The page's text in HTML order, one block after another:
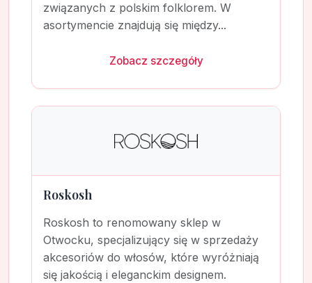
związanych z polskim folklorem. W
asortymencie znajdują się między...
Zobacz szczegóły
Roskosh
Roskosh to renomowany sklep w
Otwocku, specjalizujący się w sprzedaży
akcesoriów do włosów, które wyróżniają
się jakością i eleganckim designem.